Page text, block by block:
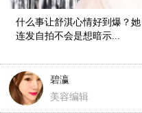
什么事让舒淇心情好到爆？她
连发自拍不会是想暗示...
碧瀛
美容编辑